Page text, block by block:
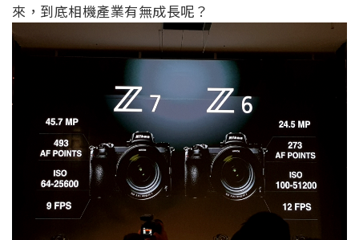
來，到底相機產業有無成長呢？